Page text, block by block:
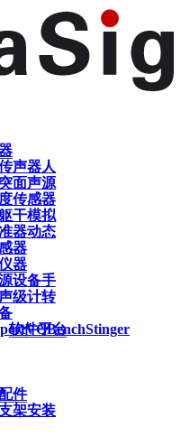
声器人
面声源
传感器
干模拟
器动态
器
器
设备手
级计转
软件平台
VQBenchStinger
件
架安装